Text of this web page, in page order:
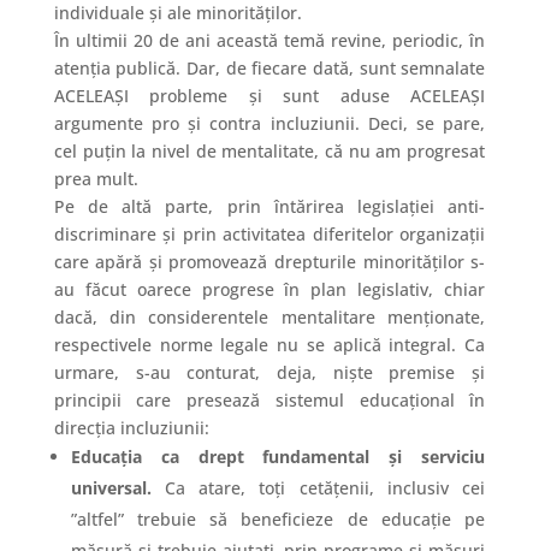
individuale și ale minorităților.
În ultimii 20 de ani această temă revine, periodic, în
atenția publică. Dar, de fiecare dată, sunt semnalate
ACELEAȘI probleme și sunt aduse ACELEAȘI
argumente pro și contra incluziunii. Deci, se pare,
cel puțin la nivel de mentalitate, că nu am progresat
prea mult.
Pe de altă parte, prin întărirea legislației anti-
discriminare și prin activitatea diferitelor organizații
care apără și promovează drepturile minorităților s-
au făcut oarece progrese în plan legislativ, chiar
dacă, din considerentele mentalitare menționate,
respectivele norme legale nu se aplică integral. Ca
urmare, s-au conturat, deja, niște premise și
principii care presează sistemul educațional în
direcția incluziunii:
Educația ca drept fundamental și serviciu
universal. Ca atare, toți cetățenii, inclusiv cei
”altfel” trebuie să beneficieze de educație pe